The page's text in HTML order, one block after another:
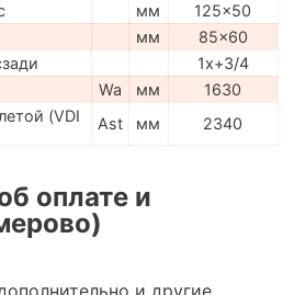
мм
125x50
мм
85x60
1x+3/4
Wa мм
1630
(VDI
Ast мм 2340
оплате и
и другие